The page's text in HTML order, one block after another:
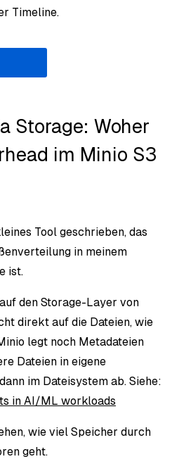
Timeline.
Storage: Woher
im Minio S3
Tool geschrieben, das
in meinem
ist.
den Storage-Layer von
direkt auf die Dateien, wie
legt noch Metadateien
Dateien in eigene
im Dateisystem ab. Siehe:
in AI/ML workloads
wie viel Speicher durch
geht.